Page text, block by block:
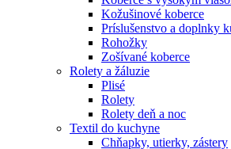
Kožušinové koberce
Príslušenstvo a doplnky
Rohožky
Zošívané koberce
Rolety a žáluzie
Plisé
Rolety
Rolety deň a noc
Textil do kuchyne
Chňapky, utierky, zástery